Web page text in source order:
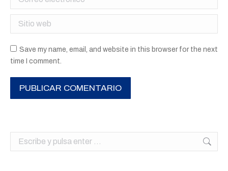
Sitio web
Save my name, email, and website in this browser for the next
time I comment.
PUBLICAR COMENTARIO
Buscar: